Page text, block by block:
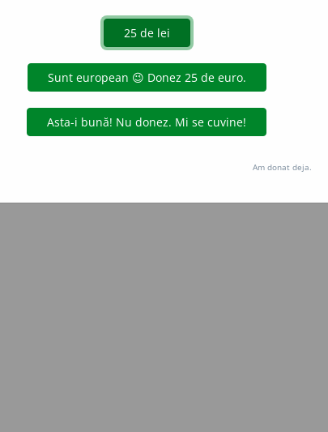
Copyright © 2004-2026 dexonline (https://dexonline.ro)
de pe acest site, inclusiv prin orice metode de extragere automată
prealabil scris, cu excepția seturilor de date oferite oficial spre utilizare
Hosterion
Am donat deja.